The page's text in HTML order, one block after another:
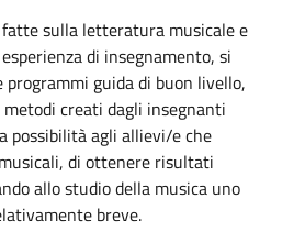
sulla letteratura musicale e
di insegnamento, si
guida di buon livello,
creati dagli insegnanti
possibilità agli allievi/e che
di ottenere risultati
allo studio della musica uno
breve.